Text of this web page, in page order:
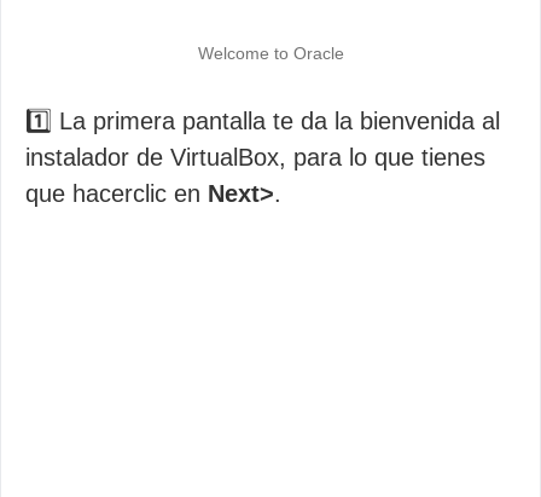
Welcome to Oracle
1️⃣ La primera pantalla te da la bienvenida al
instalador de VirtualBox, para lo que tienes
que hacerclic en Next>.